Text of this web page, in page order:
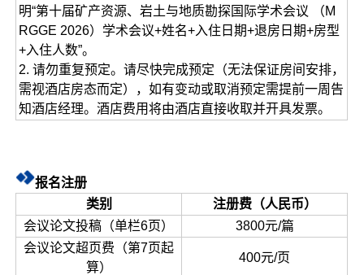
明“第十届矿产资源、岩土与地质勘探国际学术会议 （M
RGGE 2026）学术会议+姓名+入住日期+退房日期+房型
+入住人数”。
2. 请勿重复预定。请尽快完成预定（无法保证房间安排，
需视酒店房态而定），如有变动或取消预定需提前一周告
知酒店经理。酒店费用将由酒店直接收取并开具发票。
报名注册
类别
注册费（人民币）
会议论文投稿（单栏6页）
3800元/篇
会议论文超页费（第7页起
算）
400元/页